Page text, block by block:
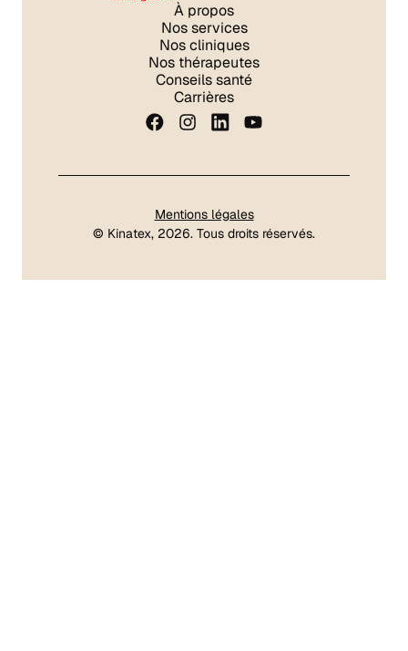
À propos
Nos services
Nos cliniques
Nos thérapeutes
Conseils santé
Carrières
Mentions légales
© Kinatex, 2026. Tous droits réservés.